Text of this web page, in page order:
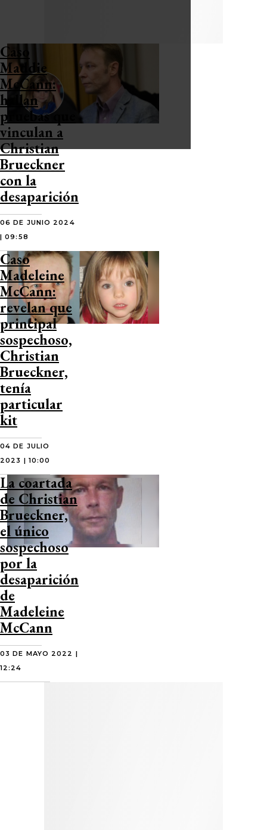
Caso
Maddie
McCann:
hallan
pruebas que
vinculan a
Christian
Brueckner
con la
desaparición
06 DE JUNIO 2024
| 09:58
Caso
Madeleine
McCann:
revelan que
principal
sospechoso,
Christian
Brueckner,
tenía
particular
kit
04 DE JULIO
2023 | 10:00
La coartada
de Christian
Brueckner,
el único
sospechoso
por la
desaparición
de
Madeleine
McCann
03 DE MAYO 2022 |
12:24